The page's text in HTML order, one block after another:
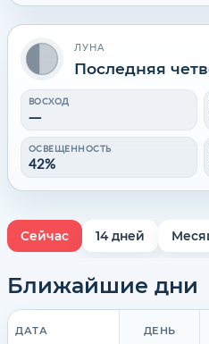
ЛУНА
Последняя
ВОСХОД
—
ОСВЕЩЕННОСТЬ
42%
Сейчас 14 дней
Ближайшие дни
ДАТА ДЕНЬ